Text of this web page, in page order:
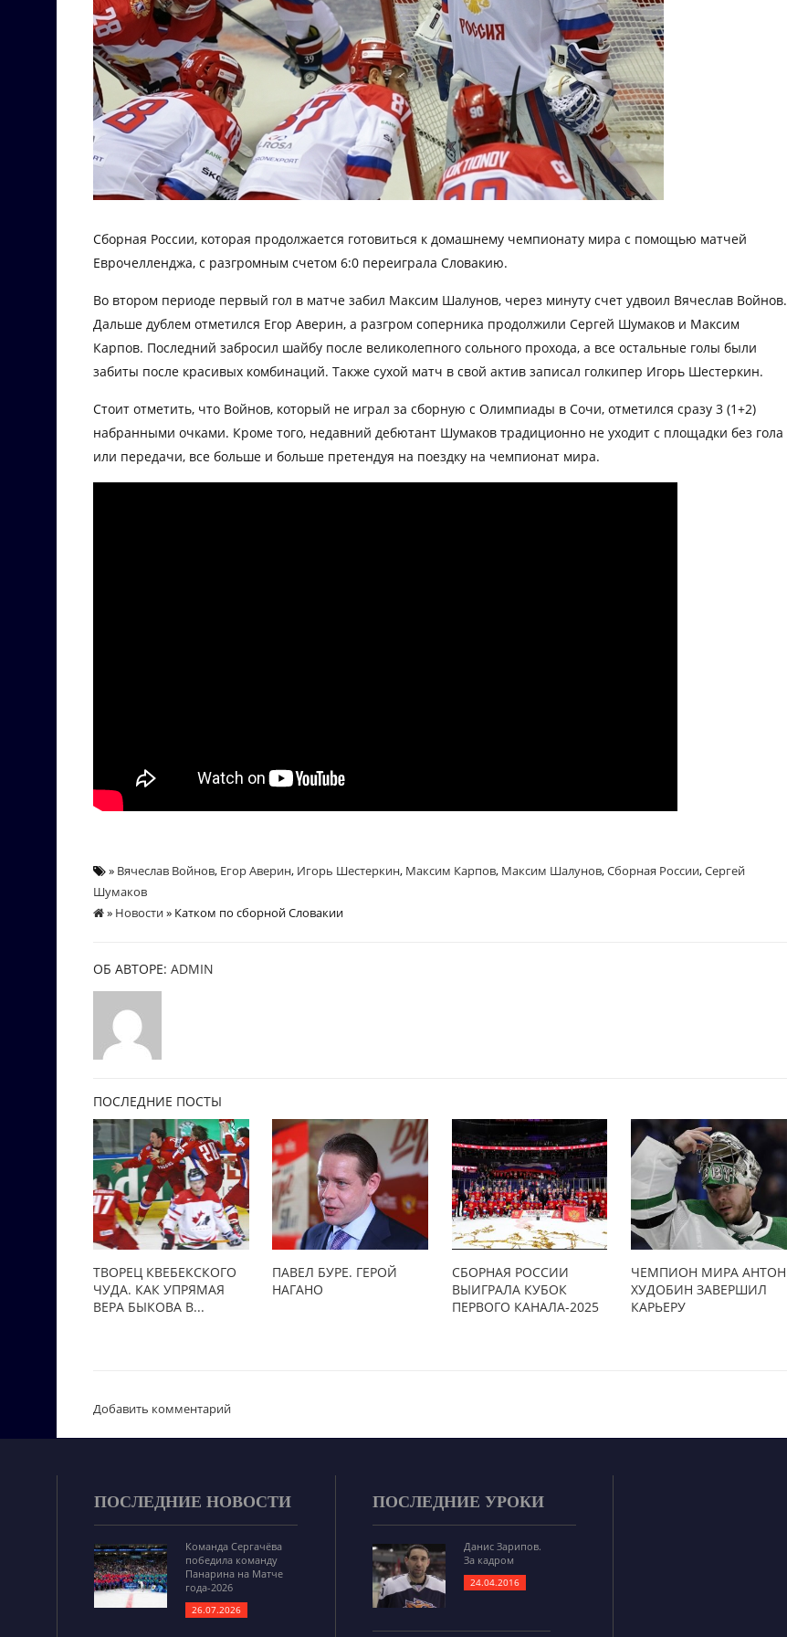
Сборная России, которая продолжается готовиться к домашнему чемпионату мира с помощью матчей
Еврочелленджа, с разгромным счетом 6:0 переиграла Словакию.
Во втором периоде первый гол в матче забил Максим Шалунов, через минуту счет удвоил Вячеслав Войнов.
Дальше дублем отметился Егор Аверин, а разгром соперника продолжили Сергей Шумаков и Максим
Карпов. Последний забросил шайбу после великолепного сольного прохода, а все остальные голы были
забиты после красивых комбинаций. Также сухой матч в свой актив записал голкипер Игорь Шестеркин.
Стоит отметить, что Войнов, который не играл за сборную с Олимпиады в Сочи, отметился сразу 3 (1+2)
набранными очками. Кроме того, недавний дебютант Шумаков традиционно не уходит с площадки без гола
или передачи, все больше и больше претендуя на поездку на чемпионат мира.
» Вячеслав Войнов, Егор Аверин, Игорь Шестеркин, Максим Карпов, Максим Шалунов,Сборная России,Сергей
Шумаков
» Новости» Катком по сборной Словакии
ОБ АВТОРЕ: ADMIN
ПОСЛЕДНИЕ ПОСТЫ
ТВОРЕЦ КВЕБЕКСКОГО
ЧУДА. КАК УПРЯМАЯ
ВЕРА БЫКОВА В...
ПАВЕЛ БУРЕ. ГЕРОЙ
НАГАНО
СБОРНАЯ РОССИИ
ВЫИГРАЛА КУБОК
ПЕРВОГО КАНАЛА-2025
ЧЕМПИОН МИРА АНТОН
ХУДОБИН ЗАВЕРШИЛ
КАРЬЕРУ
Добавить комментарий
ПОСЛЕДНИЕ НОВОСТИ
Команда Сергачёва
победила команду
Панарина на Матче
года-2026
26.07.2026
ПОСЛЕДНИЕ УРОКИ
Данис Зарипов.
За кадром
24.04.2016